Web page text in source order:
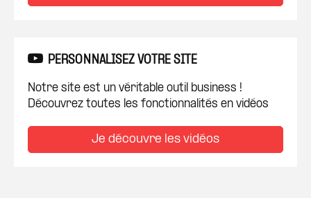
PERSONNALISEZ VOTRE SITE
Notre site est un véritable outil business !
Découvrez toutes les fonctionnalités en vidéos
Je découvre les vidéos